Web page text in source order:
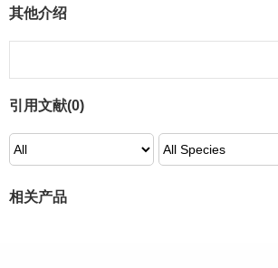
其他介绍
引用文献(0)
相关产品